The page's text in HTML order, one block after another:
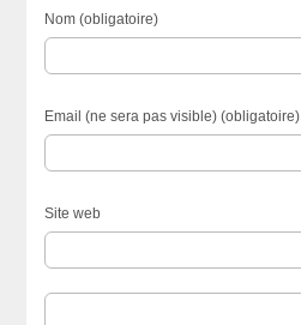
Nom (obligatoire)
Email (ne sera pas visible) (obligatoire)
Site web